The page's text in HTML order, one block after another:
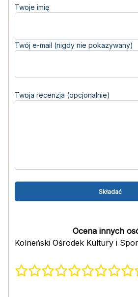
Twoje imię
Twój e-mail (nigdy nie pokazywany)
Twoja recenzja (opcjonalnie)
Ocena innych
Kolneński Ośrodek Kultury i